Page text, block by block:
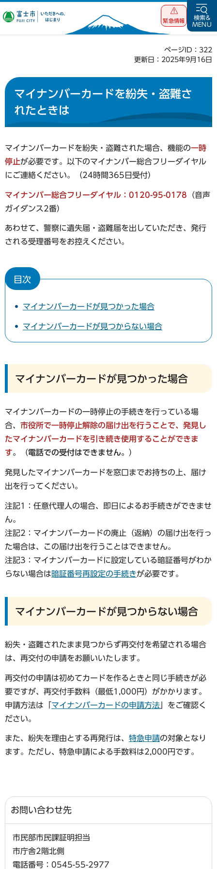
富士市 いただ
緊急情報
検索&
MENU
ページID：322
更新日：2025年9月16日
マイナンバーカードを紛失・盗難さ
れたときは
マイナンバーカードを紛失・盗難された場合、機能の一時
停止が必要です。以下のマイナンバー総合フリーダイヤル
にご連絡ください。（24時間365日受付）
マイナンバー総合フリーダイヤル：0120-95-0178 （音声
ガイダンス2番）
あわせて、警察に遺失届・盗難届を出していただき、発行
される受理番号をお控えください。
目次
マイナンバーカードが見つかった場合
マイナンバーカードが見つからない場合
マイナンバーカードが見つかった場合
マイナンバーカードの一時停止の手続きを行っている場
合、 市役所で一時停止解除の届け出を行うことで、発見し
たマイナンバーカードを引き続き使用することができま
す。 （電話での受付はできません。 ）
発見したマイナンバーカードを窓口までお持ちの上、届け
出を行ってください。
注記1：任意代理人の場合、即日によるお手続きができませ
ん。
注記2：マイナンバーカードの廃止（返納）の届け出を行っ
た場合は、この届け出を行うことはできません。
注記3：マイナンバーカードに設定している暗証番号がわか
らない場合は暗証番号再設定の手続きが必要です。
マイナンバーカードが見つからない場合
紛失・盗難されたまま見つからず再交付を希望される場合
は、再交付の申請をお願いいたします。
再交付の申請は初めてカードを作るときと同じ手続きが必
要ですが、再交付手数料（最低1,000円）がかかります。
申請方法は「マイナンバーカードの申請方法 」をご確認く
ださい。
また、紛失を理由とする再発行は、 特急申請の対象となり
ます。ただし、特急申請による手数料は2,000円です。
お問い合わせ先
市民部市民課証明担当
市庁舎2階北側
電話番号：0545-55-2977